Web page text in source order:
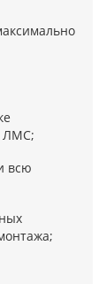
ЛМС;
всю